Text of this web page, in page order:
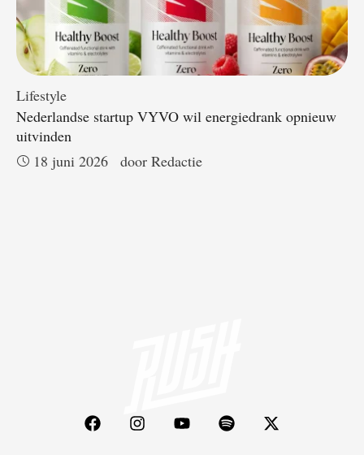
Lifestyle
Nederlandse startup VYVO wil energiedrank opnieuw
uitvinden
18 juni 2026
door Redactie